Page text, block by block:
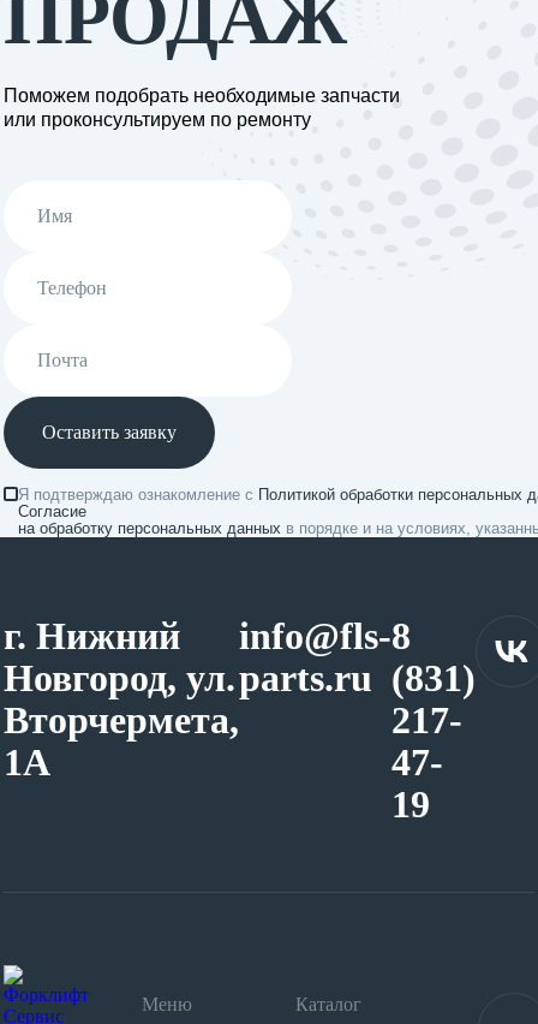
ПРОДАЖ
Поможем подобрать необходимые запчасти
или проконсультируем по ремонту
Оставить заявку
Я подтверждаю ознакомление с Политикой обработки персональных
Согласие
на обработку персональных данных в порядке и на условиях,
г. Нижний
Новгород, ул.
Вторчермета,
1А
info@fls-
parts.ru
8
(831)
217-
47-
19
Меню Каталог